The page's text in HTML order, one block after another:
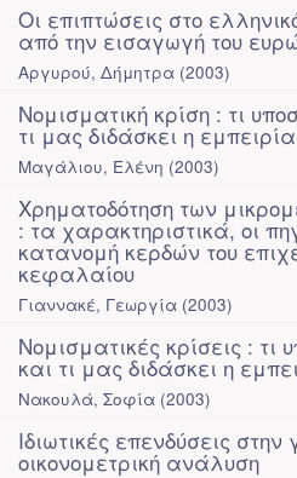
Οι επιπτώσεις στο
από την εισαγωγή του
Αργυρού, Δήμητρα (2003)
Νομισματική κρίση : τι
τι μας διδάσκει η εμπειρία
Μαγάλιου, Ελένη (2003)
Χρηματοδότηση των
: τα χαρακτηριστικά, οι
κατανομή κερδών του
κεφαλαίου
Γιαννακέ, Γεωργία (2003)
Νομισματικές κρίσεις : τι
και τι μας διδάσκει η
Νακουλά, Σοφία (2003)
Ιδιωτικές επενδύσεις
οικονομετρική ανάλυση